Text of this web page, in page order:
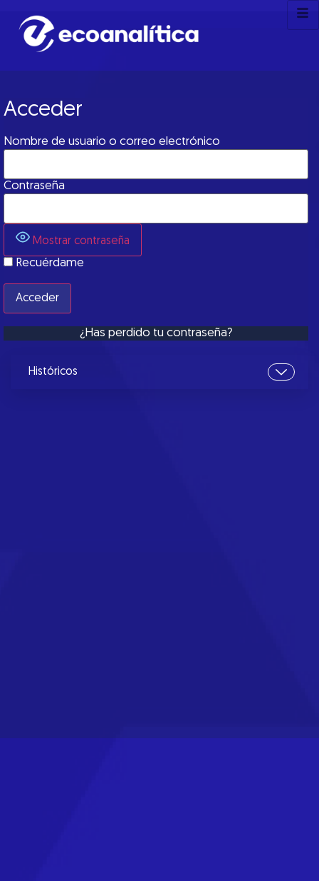
Acceder
Nombre de usuario o correo electrónico
Contraseña
Mostrar contraseña
Recuérdame
¿Has perdido tu contraseña?
Históricos